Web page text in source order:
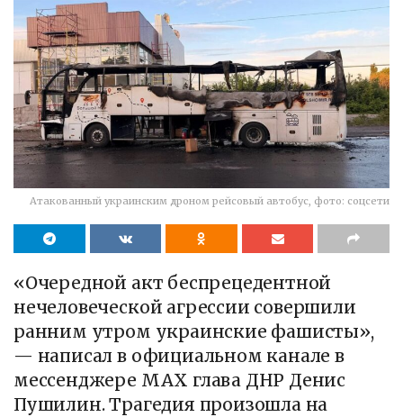
Атакованный украинским дроном рейсовый автобус, фото: соцсети
«Очередной акт беспрецедентной
нечеловеческой агрессии совершили
ранним утром украинские фашисты»,
— написал в официальном канале в
мессенджере МАХ глава ДНР Денис
Пушилин. Трагедия произошла на